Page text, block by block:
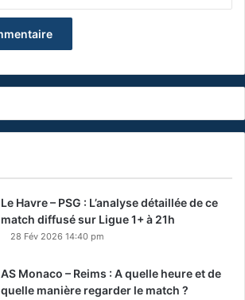
Le Havre – PSG : L’analyse détaillée de ce
match diffusé sur Ligue 1+ à 21h
28 Fév 2026 14:40 pm
AS Monaco – Reims : A quelle heure et de
quelle manière regarder le match ?